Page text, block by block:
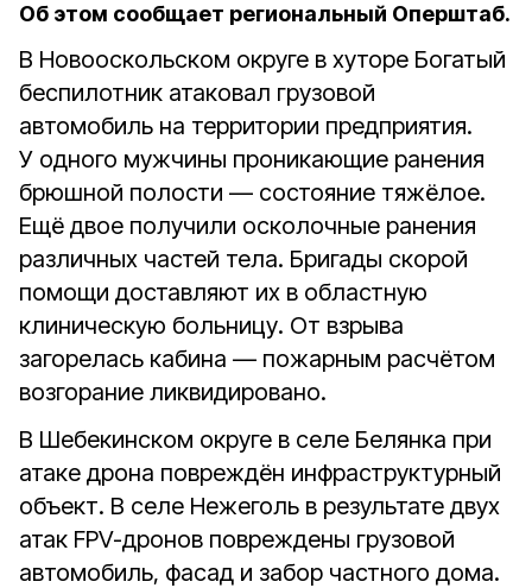
Об этом сообщает региональный Оперштаб.
В Новооскольском округе в хуторе Богатый
беспилотник атаковал грузовой
автомобиль на территории предприятия.
У одного мужчины проникающие ранения
брюшной полости — состояние тяжёлое.
Ещё двое получили осколочные ранения
различных частей тела. Бригады скорой
помощи доставляют их в областную
клиническую больницу. От взрыва
загорелась кабина — пожарным расчётом
возгорание ликвидировано.
В Шебекинском округе в селе Белянка при
атаке дрона повреждён инфраструктурный
объект. В селе Нежеголь в результате двух
атак FPV-дронов повреждены грузовой
автомобиль, фасад и забор частного дома.